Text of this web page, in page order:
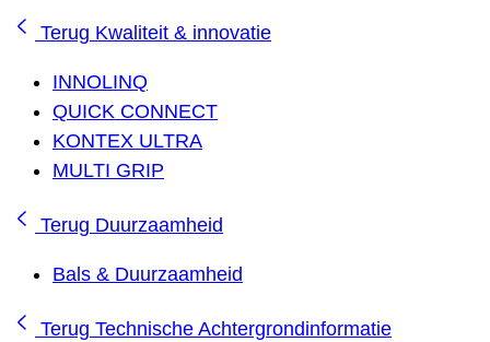
Terug Kwaliteit & innovatie
INNOLINQ
QUICK CONNECT
KONTEX ULTRA
MULTI GRIP
Terug Duurzaamheid
Bals & Duurzaamheid
Terug Technische Achtergrondinformatie